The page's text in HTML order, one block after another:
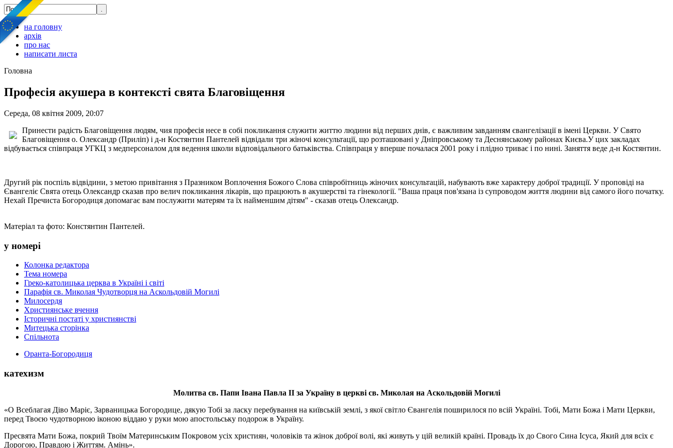
на головну
архів
про нас
написати листа
Головна
Професія акушера в контексті свята Благовіщення
Середа, 08 квітня 2009, 20:07
Принести радість Благовіщення людям, чия професія несе в собі покликання служити життю людини від перших днів, є важливим завданням євангелізації в імені Церкви. У Свято
Благовіщення о. Олександр (Приліп) і д-н Костянтин Пантелей відвідали три жіночі консультації, що розташовані у Дніпровському та Деснянському районах Києва.У цих закладах
відбувається співпраця УГКЦ з медперсоналом для ведення школи відповідального батьківства. Співпраця у вперше почалася 2001 року і плідно триває і по нині. Заняття веде д-н Костянтин.
Другий рік поспіль відвідини, з метою привітання з Празником Воплочення Божого Слова співробітниць жіночих консультацій, набувають вже характеру доброї традиції. У проповіді на
Євангеліє Свята отець Олександр сказав про велич покликання лікарів, що працюють в акушерстві та гінекології. "Ваша праця пов'язана із супроводом життя людини від самого його початку.
Нехай Пречиста Богородиця допомагає вам послужити матерям та їх найменшим дітям" - сказав отець Олександр.
Матеріал та фото: Констянтин Пантелей.
у номері
Колонка редактора
Тема номера
Греко-католицька церква в Україні і світі
Парафія св. Миколая Чудотворця на Аскольдовій Могилі
Милосердя
Християнське вчення
Історичні постаті у християнстві
Митецька сторінка
Спільнота
Оранта-Богородиця
катехизм
Молитва св. Папи Івана Павла ІІ за Україну в церкві св. Миколая на Аскольдовій Могилі
«О Всеблагая Діво Маріє, Зарваницька Богородице, дякую Тобі за ласку перебування на київській землі, з якої світло Євангелія поширилося по всій Україні. Тобі, Мати Божа і Мати Церкви,
перед Твоєю чудотворною іконою віддаю у руки мою апостольську подорож в Україну.
Пресвята Мати Божа, покрий Твоїм Материнським Покровом усіх християн, чоловіків та жінок доброї волі, які живуть у цій великій країні. Провадь їх до Свого Сина Ісуса, Який для всіх є
Дорогою, Правдою і Життям. Амінь».